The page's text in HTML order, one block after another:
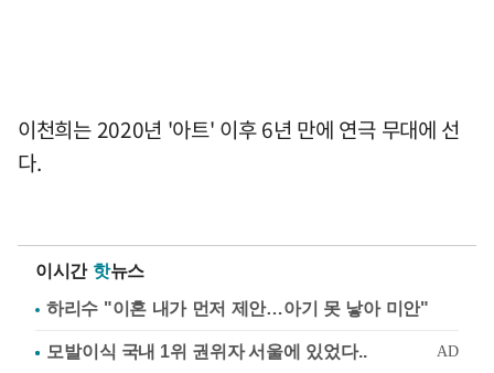
이천희는 2020년 '아트' 이후 6년 만에 연극 무대에 선
다.
이시간 핫뉴스
하리수 "이혼 내가 먼저 제안…아기 못 낳아 미안"